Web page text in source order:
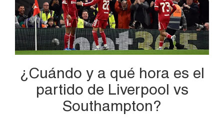
¿Cuándo y a qué hora es el
partido de Liverpool vs
Southampton?